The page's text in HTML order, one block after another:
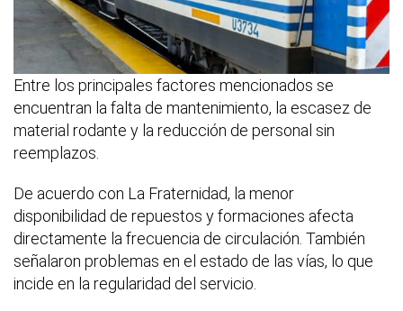
Entre los principales factores mencionados se
encuentran la falta de mantenimiento, la escasez de
material rodante y la reducción de personal sin
reemplazos.
De acuerdo con La Fraternidad, la menor
disponibilidad de repuestos y formaciones afecta
directamente la frecuencia de circulación. También
señalaron problemas en el estado de las vías, lo que
incide en la regularidad del servicio.